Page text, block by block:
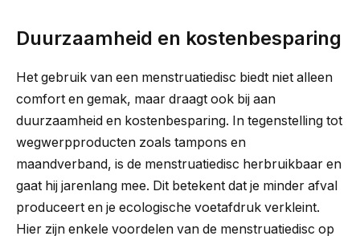
Duurzaamheid en kostenbesparing
Het gebruik van een menstruatiedisc biedt niet alleen
comfort en gemak, maar draagt ook bij aan
duurzaamheid en kostenbesparing. In tegenstelling tot
wegwerpproducten zoals tampons en
maandverband, is de menstruatiedisc herbruikbaar en
gaat hij jarenlang mee. Dit betekent dat je minder afval
produceert en je ecologische voetafdruk verkleint.
Hier zijn enkele voordelen van de menstruatiedisc op